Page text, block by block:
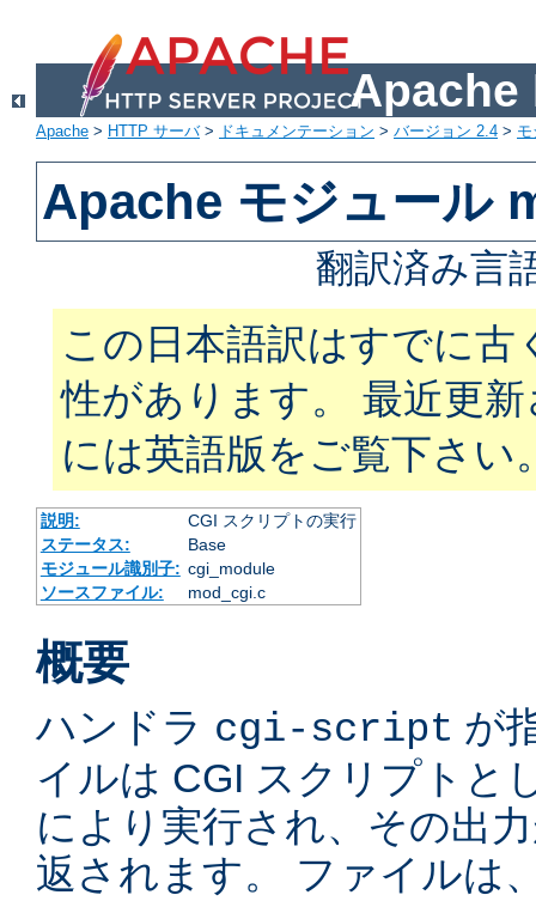
Apache
Apache > HTTP サーバ> ドキュメンテーション > バージョン 2.4 >
Apache モジュール
翻訳済み言
この日本語訳はすでに古
性があります。 最近更
には英語版をご覧下さい
説明:
CGI スクリプトの実行
ステータス:
Base
モジュール識別子: cgi_module
ソースファイル:
mod_cgi.c
概要
ハンドラ cgi-script が
イルは CGI スクリプトと
により実行され、その出
返されます。 ファイルは